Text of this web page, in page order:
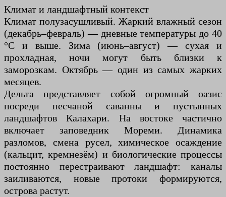
Климат и ландшафтный контекст
Климат полузасушливый. Жаркий влажный сезон
(декабрь–февраль) — дневные температуры до 40
°C и выше. Зима (июнь–август) — сухая и
прохладная, ночи могут быть близки к
заморозкам. Октябрь — один из самых жарких
месяцев.
Дельта представляет собой огромный оазис
посреди песчаной саванны и пустынных
ландшафтов Калахари. На востоке частично
включает заповедник Мореми. Динамика
разломов, смена русел, химическое осаждение
(кальцит, кремнезём) и биологические процессы
постоянно перестраивают ландшафт: каналы
заиливаются, новые протоки формируются,
острова растут.